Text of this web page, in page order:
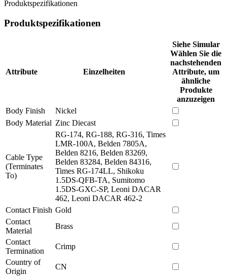
Produktspezifikationen
Produktspezifikationen
Attribute Einzelheiten
Siehe Simular
Wählen Sie die
nachstehenden
Attribute, um
ähnliche
Produkte
anzuzeigen
Body Finish
Nickel
Body Material Zinc Diecast
Cable Type
(Terminates
To)
RG-174, RG-188, RG-316, Times
LMR-100A, Belden 7805A,
Belden 8216, Belden 83269,
Belden 83284, Belden 84316,
Times RG-174LL, Shikoku
1.5DS-QFB-TA, Sumitomo
1.5DS-GXC-SP, Leoni DACAR
462, Leoni DACAR 462-2
Contact Finish Gold
Contact
Material
Brass
Contact
Termination
Crimp
Country of
Origin
CN